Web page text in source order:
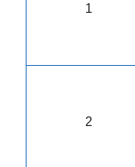
1
2